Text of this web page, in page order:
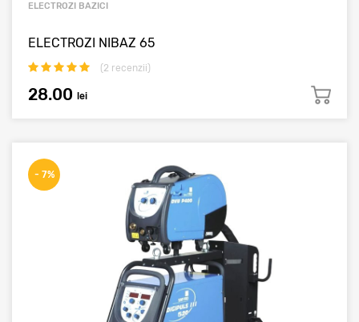
ELECTROZI BAZICI
ELECTROZI NIBAZ 65
(2 recenzii)
28.00 lei
- 7%